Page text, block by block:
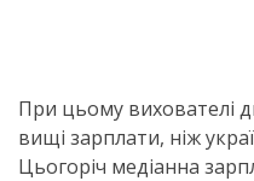
При цьому вихователі
вищі зарплати, ніж
Цьогоріч медіанна